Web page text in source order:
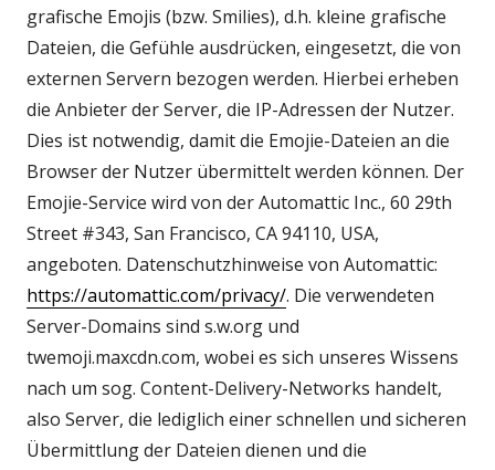
grafische Emojis (bzw. Smilies), d.h. kleine grafische
Dateien, die Gefühle ausdrücken, eingesetzt, die von
externen Servern bezogen werden. Hierbei erheben
die Anbieter der Server, die IP-Adressen der Nutzer.
Dies ist notwendig, damit die Emojie-Dateien an die
Browser der Nutzer übermittelt werden können. Der
Emojie-Service wird von der Automattic Inc., 60 29th
Street #343, San Francisco, CA 94110, USA,
angeboten. Datenschutzhinweise von Automattic:
https://automattic.com/privacy/In
neuem
Fenster
öffnen
. Die verwendeten
Server-Domains sind s.w.org und
twemoji.maxcdn.com, wobei es sich unseres Wissens
nach um sog. Content-Delivery-Networks handelt,
also Server, die lediglich einer schnellen und sicheren
Übermittlung der Dateien dienen und die